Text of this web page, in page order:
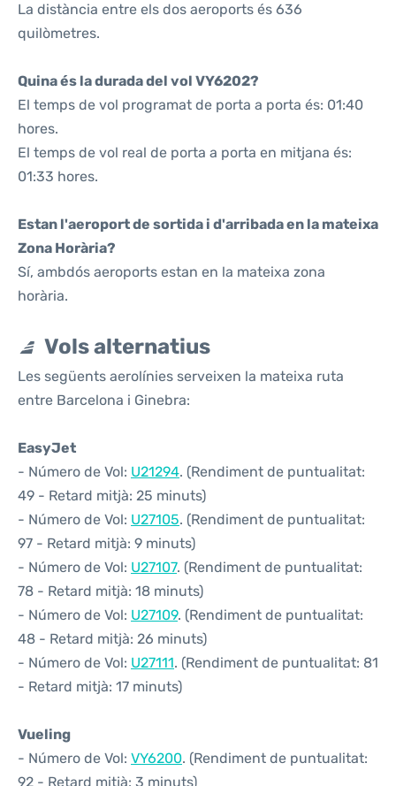
La distància entre els dos aeroports és 636
quilòmetres.
Quina és la durada del vol VY6202?
El temps de vol programat de porta a porta és: 01:40
hores.
El temps de vol real de porta a porta en mitjana és:
01:33 hores.
Estan l'aeroport de sortida i d'arribada en la mateixa
Zona Horària?
Sí, ambdós aeroports estan en la mateixa zona
horària.
Vols alternatius
Les següents aerolínies serveixen la mateixa ruta
entre Barcelona i Ginebra:
EasyJet
- Número de Vol: U21294. (Rendiment de puntualitat:
49 - Retard mitjà: 25 minuts)
- Número de Vol: U27105. (Rendiment de puntualitat:
97 - Retard mitjà: 9 minuts)
- Número de Vol: U27107. (Rendiment de puntualitat:
78 - Retard mitjà: 18 minuts)
- Número de Vol: U27109. (Rendiment de puntualitat:
48 - Retard mitjà: 26 minuts)
- Número de Vol: U27111. (Rendiment de puntualitat: 81
- Retard mitjà: 17 minuts)
Vueling
- Número de Vol: VY6200. (Rendiment de puntualitat:
92 - Retard mitjà: 3 minuts)